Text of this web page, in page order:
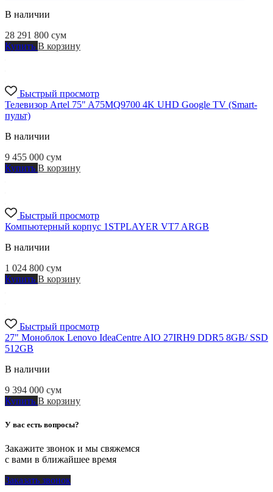
В наличии
28 291 800 сум
Купить В корзину
Быстрый просмотр
Телевизор Artel 75" A75MQ9700 4K UHD Google TV (Smart-
пульт)
В наличии
9 455 000 сум
Купить В корзину
Быстрый просмотр
Компьютерный корпус 1STPLAYER VT7 ARGB
В наличии
1 024 800 сум
Купить В корзину
Быстрый просмотр
27" Моноблок Lenovo IdeaCentre AIO 27IRH9 DDR5 8GB/ SSD
512GB
В наличии
9 394 000 сум
Купить В корзину
У вас есть вопросы?
Закажите звонок и мы свяжемся
с вами в ближайшее время
Заказать звонок